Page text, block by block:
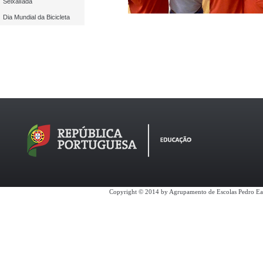
Dia Mundial da Bicicleta
Copyright © 2014 by Agrupamento de Escolas Pedro